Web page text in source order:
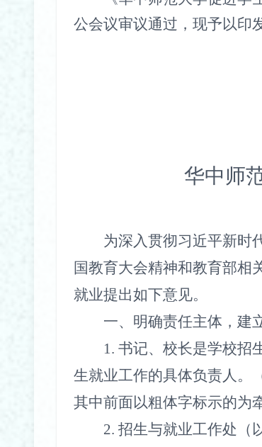
公会议审议通过，现予以印
华中师
为深入贯彻习近平新时
国教育大会精神和教育部相
就业提出如下意见。
一、明确责任主体，建
1. 书记、校长是学校招
生就业工作的具体负责人。
其中前面以粗体字标示的为
2. 招生与就业工作处（